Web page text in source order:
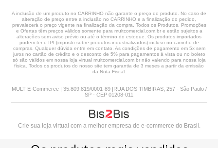
A inclusão de um produto no CARRINHO não garante o preço do produto. No caso de
alteração de preço entre a inclusão no CARRINHO e a finalização do pedido,
prevalecerá o preço vigente na finalização da compra. Todos os Produtos, Promoções
e Ofertas têm preços válidos somente para multcomercial.com.br e estão sujeitos a
alterações sem aviso prévio ou até o término do estoque. Os produtos importados
podem ter o IPI (imposto sobre produtos industrializados) incluso no carrinho de
compras. Qualquer dúvida entre em contato. As condições de pagamento em 5x sem
juros no cartão de crédito e o desconto de 5% para pagamentos à vista ou no boleto
só são válidos em nossa loja virtual multcomercial.com.br não valendo para nossa loja
física. Todos os produtos do nosso site tem garantia de 3 meses a partir da emissão
da Nota Fiscal.
MULT E-Commerce | 35.809.819/0001-89 |RUA DOS TIMBIRAS, 257 - São Paulo /
SP - CEP 01208-011
Crie sua loja virtual com a melhor empresa de e-commerce do Brasil.